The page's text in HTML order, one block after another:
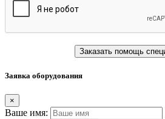
Заказать помощь
Заявка оборудования
×
Ваше имя: